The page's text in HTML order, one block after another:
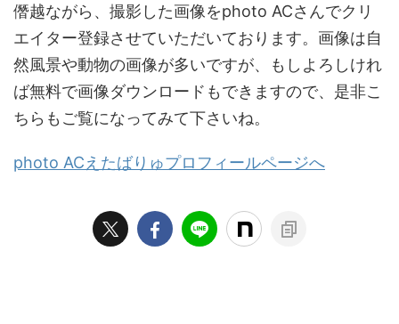
僭越ながら、撮影した画像をphoto ACさんでクリ
エイター登録させていただいております。画像は自
然風景や動物の画像が多いですが、もしよろしけれ
ば無料で画像ダウンロードもできますので、是非こ
ちらもご覧になってみて下さいね。
photo ACえたばりゅプロフィールページへ